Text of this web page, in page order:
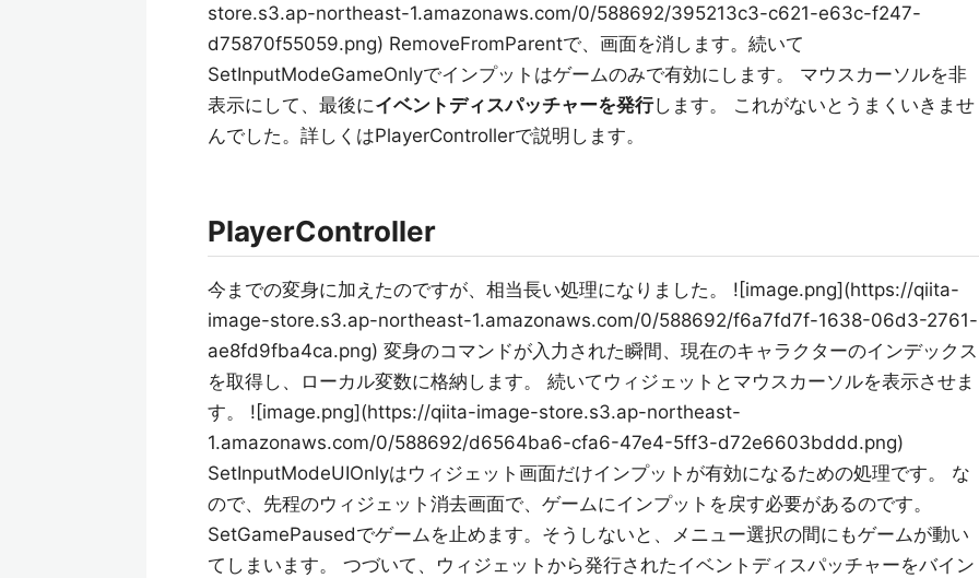
store.s3.ap-northeast-1.amazonaws.com/0/588692/395213c3-c621-e63c-f247-
d75870f55059.png) RemoveFromParentで、画面を消します。続いて
SetInputModeGameOnlyでインプットはゲームのみで有効にします。 マウスカーソルを非
表示にして、最後にイベントディスパッチャーを発行します。 これがないとうまくいきませ
んでした。詳しくはPlayerControllerで説明します。
PlayerController
今までの変身に加えたのですが、相当長い処理になりました。 ![image.png](https://qiita-
image-store.s3.ap-northeast-1.amazonaws.com/0/588692/f6a7fd7f-1638-06d3-2761-
ae8fd9fba4ca.png) 変身のコマンドが入力された瞬間、現在のキャラクターのインデックス
を取得し、ローカル変数に格納します。 続いてウィジェットとマウスカーソルを表示させま
す。 ![image.png](https://qiita-image-store.s3.ap-northeast-
1.amazonaws.com/0/588692/d6564ba6-cfa6-47e4-5ff3-d72e6603bddd.png)
SetInputModeUIOnlyはウィジェット画面だけインプットが有効になるための処理です。 な
ので、先程のウィジェット消去画面で、ゲームにインプットを戻す必要があるのです。
SetGamePausedでゲームを止めます。そうしないと、メニュー選択の間にもゲームが動い
てしまいます。 つづいて、ウィジェットから発行されたイベントディスパッチャーをバイン